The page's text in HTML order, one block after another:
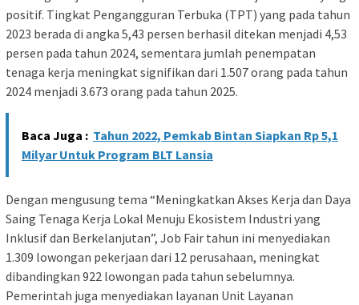
positif. Tingkat Pengangguran Terbuka (TPT) yang pada tahun
2023 berada di angka 5,43 persen berhasil ditekan menjadi 4,53
persen pada tahun 2024, sementara jumlah penempatan
tenaga kerja meningkat signifikan dari 1.507 orang pada tahun
2024 menjadi 3.673 orang pada tahun 2025.
Baca Juga : Tahun 2022, Pemkab Bintan Siapkan Rp 5,1
Milyar Untuk Program BLT Lansia
Dengan mengusung tema “Meningkatkan Akses Kerja dan Daya
Saing Tenaga Kerja Lokal Menuju Ekosistem Industri yang
Inklusif dan Berkelanjutan”, Job Fair tahun ini menyediakan
1.309 lowongan pekerjaan dari 12 perusahaan, meningkat
dibandingkan 922 lowongan pada tahun sebelumnya.
Pemerintah juga menyediakan layanan Unit Layanan